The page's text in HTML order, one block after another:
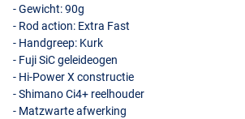
- Gewicht: 90g
- Rod action: Extra Fast
- Handgreep: Kurk
- Fuji SiC geleideogen
- Hi-Power X constructie
- Shimano Ci4+ reelhouder
- Matzwarte afwerking